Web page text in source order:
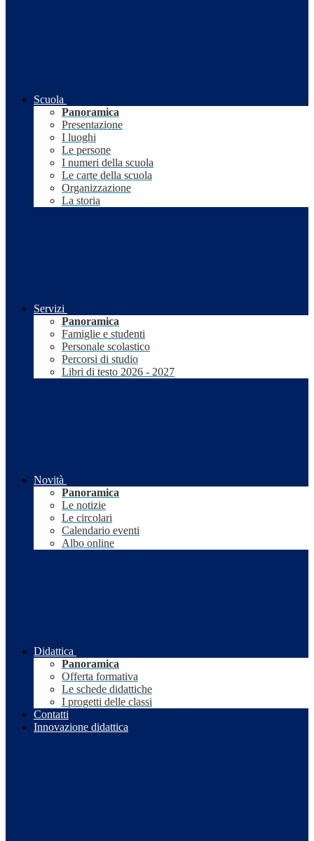
Scuola
Panoramica
Presentazione
I luoghi
Le persone
I numeri della scuola
Le carte della scuola
Organizzazione
La storia
Servizi
Panoramica
Famiglie e studenti
Personale scolastico
Percorsi di studio
Libri di testo 2026 - 2027
Novità
Panoramica
Le notizie
Le circolari
Calendario eventi
Albo online
Didattica
Panoramica
Offerta formativa
Le schede didattiche
I progetti delle classi
Contatti
Innovazione didattica